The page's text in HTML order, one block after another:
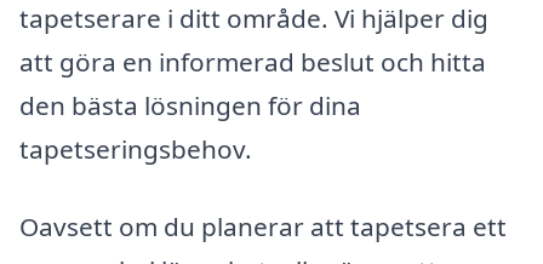
tapetserare i ditt område. Vi hjälper dig
att göra en informerad beslut och hitta
den bästa lösningen för dina
tapetseringsbehov.
Oavsett om du planerar att tapetsera ett